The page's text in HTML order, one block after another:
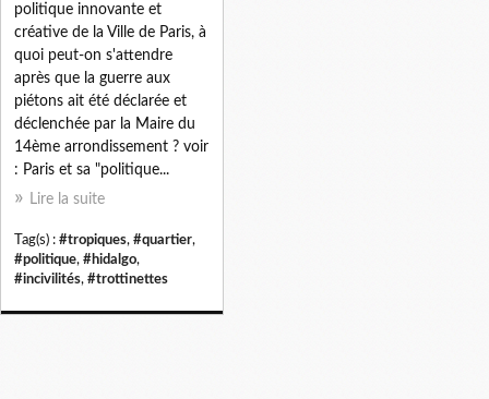
politique innovante et
créative de la Ville de Paris, à
quoi peut-on s'attendre
après que la guerre aux
piétons ait été déclarée et
déclenchée par la Maire du
14ème arrondissement ? voir
: Paris et sa "politique...
Lire la suite
Tag(s) : #tropiques, #quartier,
#politique, #hidalgo,
#incivilités, #trottinettes